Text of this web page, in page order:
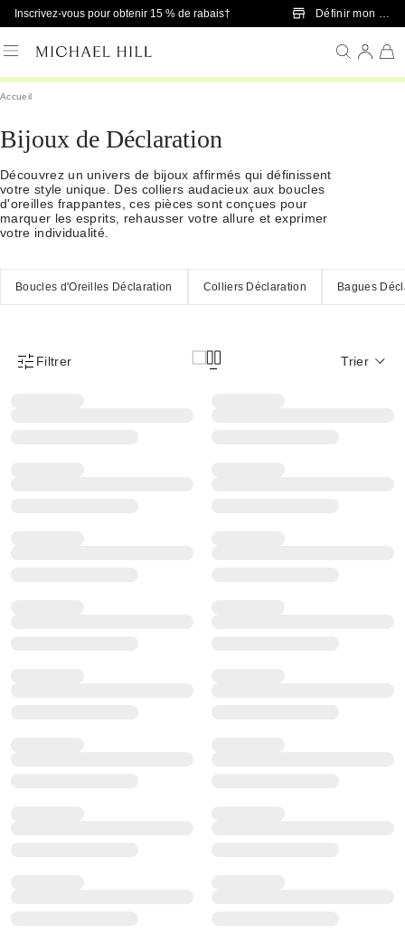
Passer au contenu principal
Inscrivez-vous pour obtenir 15 % de rabais† Définir mon
Accueil
Bijoux de Déclaration
Découvrez un univers de bijoux affirmés qui définissent
votre style unique. Des colliers audacieux aux boucles
d'oreilles frappantes, ces pièces sont conçues pour
marquer les esprits, rehausser votre allure et exprimer
votre individualité.
Boucles d'Oreilles Déclaration Colliers Déclaration Bagues
Menu des filtres d'articles
Filtrer Trier